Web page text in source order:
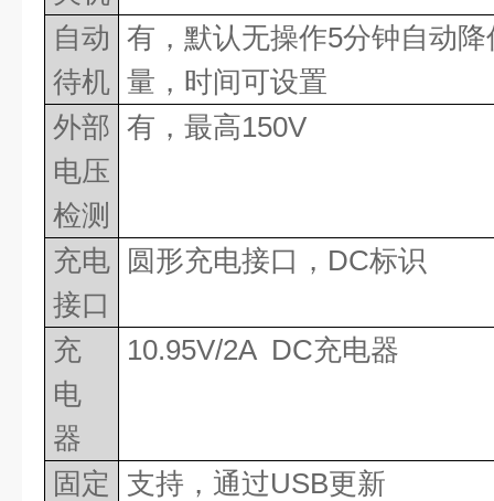
自动
待机
有，默认无操作5分钟自动
量，时间可设置
外部
电压
检测
有，最高150V
充电
接口
圆形充电接口， DC标识
充
电
器
10.95V/2A DC充电器
固定
支持，通过USB更新